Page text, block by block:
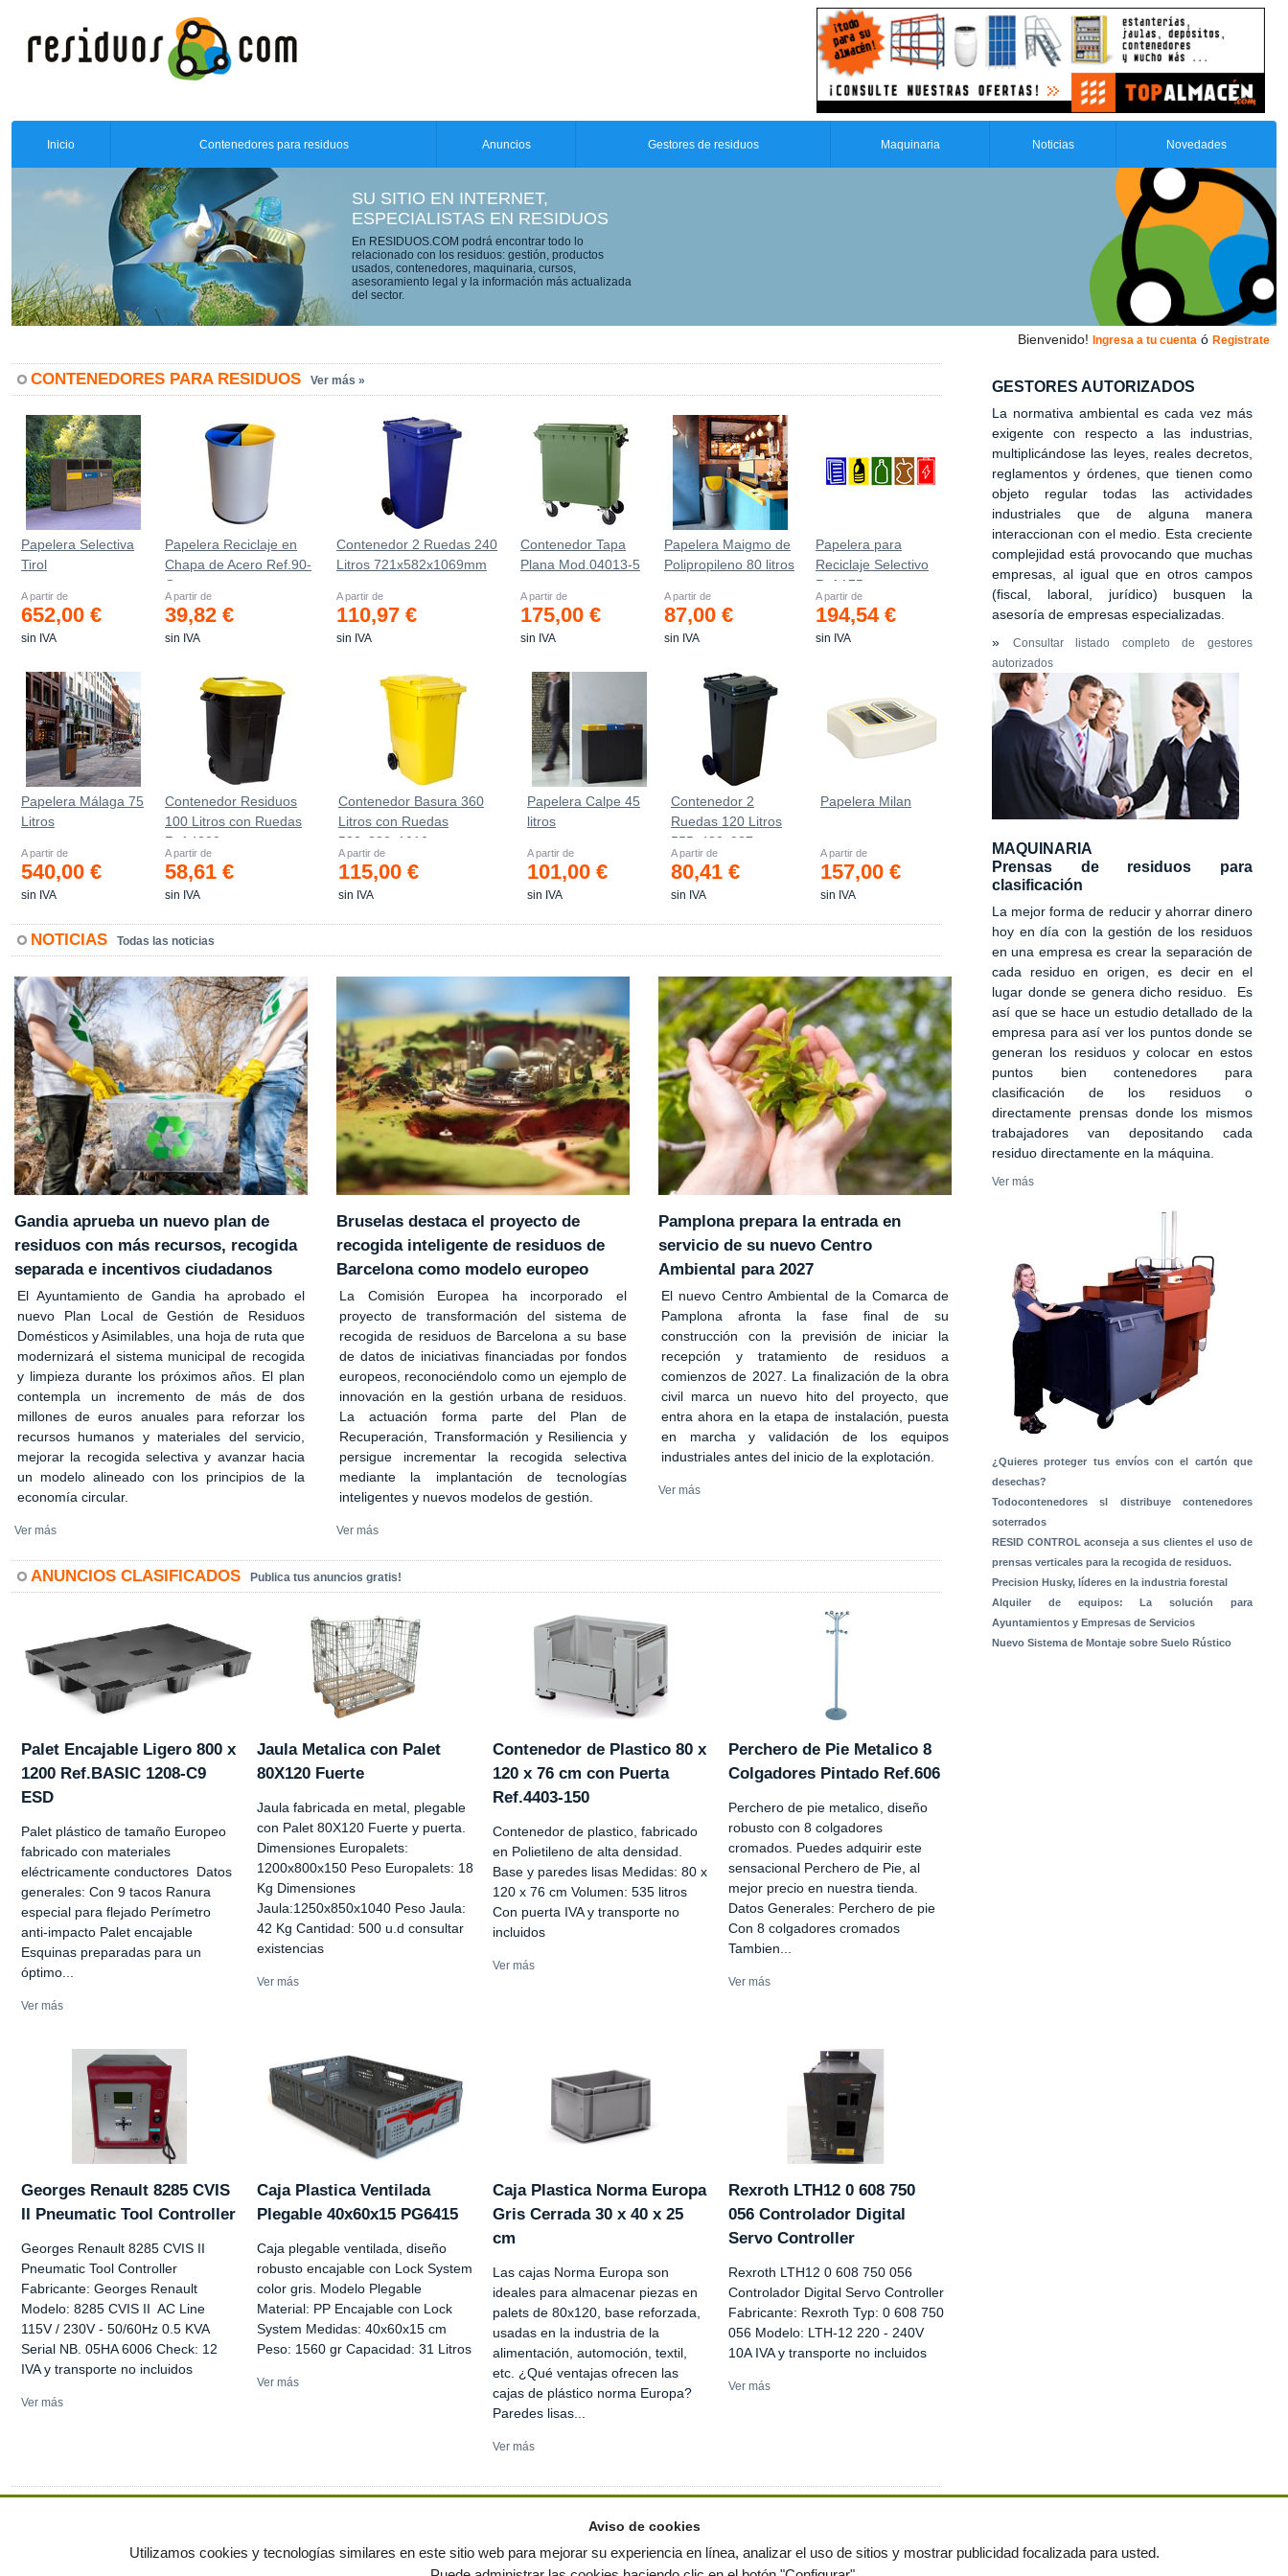
Inicio Contenedores para residuos Anuncios Gestores de residuos Maquinaria Noticias Novedades
SU SITIO EN INTERNET,
ESPECIALISTAS EN RESIDUOS
En RESIDUOS.COM podrá encontrar todo lo
relacionado con los residuos: gestión, productos
usados, contenedores, maquinaria, cursos,
asesoramiento legal y la información más actualizada
del sector.
Bienvenido! Ingresa a tu cuenta ó Registrate
CONTENEDORES PARA RESIDUOS Ver más »
Papelera Selectiva
Tirol
A partir de
652,00 €
sin IVA
Papelera Reciclaje en
Chapa de Acero Ref.90-
C
A partir de
39,82 €
sin IVA
Contenedor 2 Ruedas 240
Litros 721х582х1069mm
A partir de
110,97 €
sin IVA
Contenedor Tapa
Plana Mod.04013-5
A partir de
175,00 €
sin IVA
Papelera Maigmo de
Polipropileno 80 litros
A partir de
87,00 €
sin IVA
Papelera para
Reciclaje Selectivo
Ref.175
A partir de
194,54 €
sin IVA
Papelera Málaga 75
Litros
A partir de
540,00 €
sin IVA
Contenedor Residuos
100 Litros con Ruedas
Ref.4200
A partir de
58,61 €
sin IVA
Contenedor Basura 360
Litros con Ruedas
583x880x1010 mm
A partir de
115,00 €
sin IVA
Papelera Calpe 45
litros
A partir de
101,00 €
sin IVA
Contenedor 2
Ruedas 120 Litros
555х480х937mm
A partir de
80,41 €
sin IVA
Papelera Milan
A partir de
157,00 €
sin IVA
NOTICIAS Todas las noticias
Gandia aprueba un nuevo plan de
residuos con más recursos, recogida
separada e incentivos ciudadanos
El Ayuntamiento de Gandia ha aprobado el
nuevo Plan Local de Gestión de Residuos
Domésticos y Asimilables, una hoja de ruta que
modernizará el sistema municipal de recogida
y limpieza durante los próximos años. El plan
contempla un incremento de más de dos
millones de euros anuales para reforzar los
recursos humanos y materiales del servicio,
mejorar la recogida selectiva y avanzar hacia
un modelo alineado con los principios de la
economía circular.
Ver más
Bruselas destaca el proyecto de
recogida inteligente de residuos de
Barcelona como modelo europeo
La Comisión Europea ha incorporado el
proyecto de transformación del sistema de
recogida de residuos de Barcelona a su base
de datos de iniciativas financiadas por fondos
europeos, reconociéndolo como un ejemplo de
innovación en la gestión urbana de residuos.
La actuación forma parte del Plan de
Recuperación, Transformación y Resiliencia y
persigue incrementar la recogida selectiva
mediante la implantación de tecnologías
inteligentes y nuevos modelos de gestión.
Ver más
Pamplona prepara la entrada en
servicio de su nuevo Centro
Ambiental para 2027
El nuevo Centro Ambiental de la Comarca de
Pamplona afronta la fase final de su
construcción con la previsión de iniciar la
recepción y tratamiento de residuos a
comienzos de 2027. La finalización de la obra
civil marca un nuevo hito del proyecto, que
entra ahora en la etapa de instalación, puesta
en marcha y validación de los equipos
industriales antes del inicio de la explotación.
Ver más
ANUNCIOS CLASIFICADOS Publica tus anuncios gratis!
Palet Encajable Ligero 800 x
1200 Ref.BASIC 1208-C9
ESD
Palet plástico de tamaño Europeo
fabricado con materiales
eléctricamente conductores Datos
generales: Con 9 tacos Ranura
especial para flejado Perímetro
anti-impacto Palet encajable
Esquinas preparadas para un
óptimo...
Ver más
Jaula Metalica con Palet
80X120 Fuerte
Jaula fabricada en metal, plegable
con Palet 80X120 Fuerte y puerta.
Dimensiones Europalets:
1200x800x150 Peso Europalets: 18
Kg Dimensiones
Jaula:1250x850x1040 Peso Jaula:
42 Kg Cantidad: 500 u.d consultar
existencias
Ver más
Contenedor de Plastico 80 x
120 x 76 cm con Puerta
Ref.4403-150
Contenedor de plastico, fabricado
en Polietileno de alta densidad.
Base y paredes lisas Medidas: 80 x
120 x 76 cm Volumen: 535 litros
Con puerta IVA y transporte no
incluidos
Ver más
Perchero de Pie Metalico 8
Colgadores Pintado Ref.606
Perchero de pie metalico, diseño
robusto con 8 colgadores
cromados. Puedes adquirir este
sensacional Perchero de Pie, al
mejor precio en nuestra tienda.
Datos Generales: Perchero de pie
Con 8 colgadores cromados
Tambien...
Ver más
Georges Renault 8285 CVIS
II Pneumatic Tool Controller
Georges Renault 8285 CVIS II
Pneumatic Tool Controller
Fabricante: Georges Renault
Modelo: 8285 CVIS II AC Line
115V / 230V - 50/60Hz 0.5 KVA
Serial NB. 05HA 6006 Check: 12
IVA y transporte no incluidos
Ver más
Caja Plastica Ventilada
Plegable 40x60x15 PG6415
Caja plegable ventilada, diseño
robusto encajable con Lock System
color gris. Modelo Plegable
Material: PP Encajable con Lock
System Medidas: 40x60x15 cm
Peso: 1560 gr Capacidad: 31 Litros
Ver más
Caja Plastica Norma Europa
Gris Cerrada 30 x 40 x 25
cm
Las cajas Norma Europa son
ideales para almacenar piezas en
palets de 80x120, base reforzada,
usadas en la industria de la
alimentación, automoción, textil,
etc. ¿Qué ventajas ofrecen las
cajas de plástico norma Europa?
Paredes lisas...
Ver más
Rexroth LTH12 0 608 750
056 Controlador Digital
Servo Controller
Rexroth LTH12 0 608 750 056
Controlador Digital Servo Controller
Fabricante: Rexroth Typ: 0 608 750
056 Modelo: LTH-12 220 - 240V
10A IVA y transporte no incluidos
Ver más
GESTORES AUTORIZADOS
La normativa ambiental es cada vez más
exigente con respecto a las industrias,
multiplicándose las leyes, reales decretos,
reglamentos y órdenes, que tienen como
objeto regular todas las actividades
industriales que de alguna manera
interaccionan con el medio. Esta creciente
complejidad está provocando que muchas
empresas, al igual que en otros campos
(fiscal, laboral, jurídico) busquen la
asesoría de empresas especializadas.
» Consultar listado completo de gestores
autorizados
MAQUINARIA
Prensas de residuos para
clasificación
La mejor forma de reducir y ahorrar dinero
hoy en día con la gestión de los residuos
en una empresa es crear la separación de
cada residuo en origen, es decir en el
lugar donde se genera dicho residuo. Es
así que se hace un estudio detallado de la
empresa para así ver los puntos donde se
generan los residuos y colocar en estos
puntos bien contenedores para
clasificación de los residuos o
directamente prensas donde los mismos
trabajadores van depositando cada
residuo directamente en la máquina.
Ver más
¿Quieres proteger tus envíos con el cartón que
desechas?
Todocontenedores sl distribuye contenedores
soterrados
RESID CONTROL aconseja a sus clientes el uso de
prensas verticales para la recogida de residuos.
Precision Husky, líderes en la industria forestal
Alquiler de equipos: La solución para
Ayuntamientos y Empresas de Servicios
Nuevo Sistema de Montaje sobre Suelo Rústico
Aviso de cookies
Utilizamos cookies y tecnologías similares en este sitio web para mejorar su experiencia en línea, analizar el uso de sitios y mostrar publicidad focalizada para usted.